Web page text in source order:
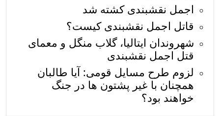
اجمل نقشبندی کشته شد
قاتل اجمل نقشبندی کیست؟
شهروندان ایتالیا، گلاب منگل و معمای
قتل اجمل نقشبندی
لزوم طرح مسایل قومی: آیا طالبان
همچنان با غیر پشتون ها در جنگ
خواهند بود؟